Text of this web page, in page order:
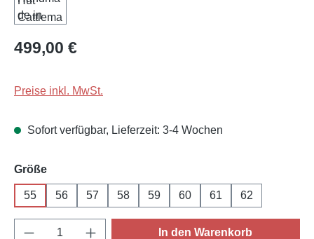
Regulärer Preis:
499,00 €
Preise inkl. MwSt.
Sofort verfügbar, Lieferzeit: 3-4 Wochen
Größeauswählen
55 56 57 58 59 60 61 62
Produkt Anzahl: Gib den gewünschten
In den Warenkorb